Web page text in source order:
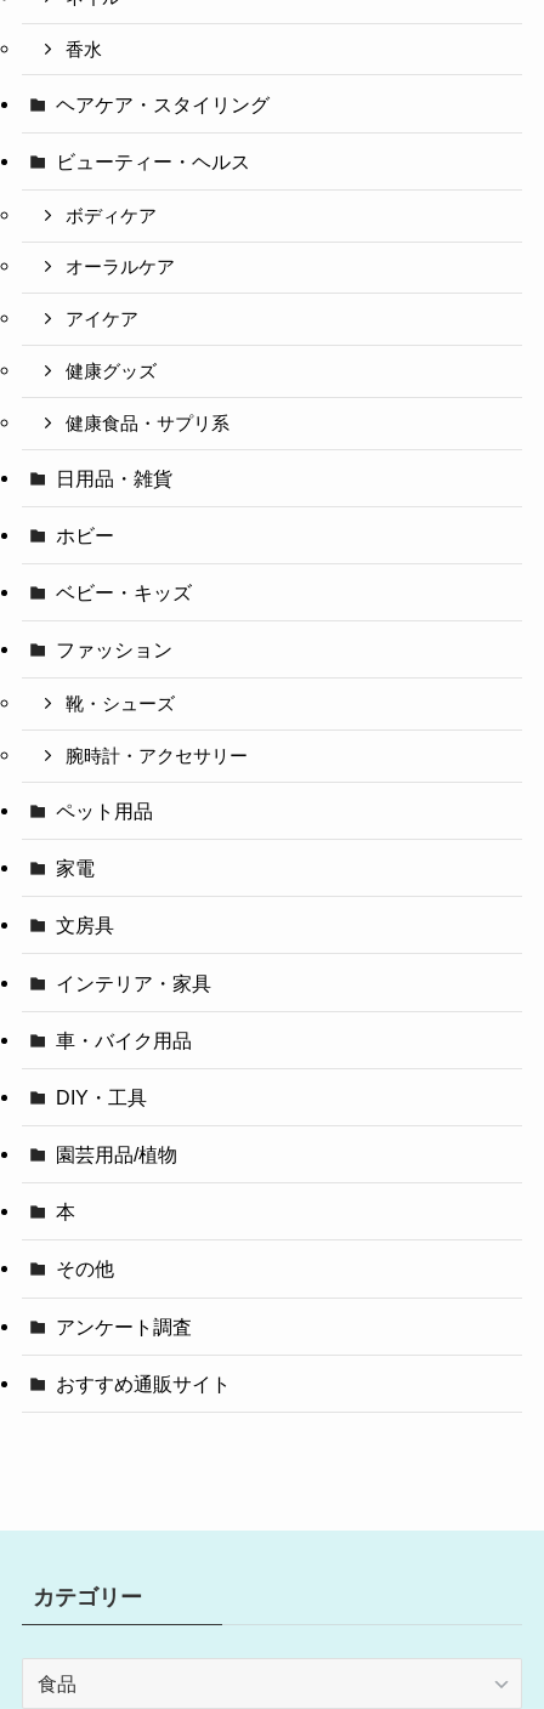
香水
ヘアケア・スタイリング
ビューティー・ヘルス
ボディケア
オーラルケア
アイケア
健康グッズ
健康食品・サプリ系
日用品・雑貨
ホビー
ベビー・キッズ
ファッション
靴・シューズ
腕時計・アクセサリー
ペット用品
家電
文房具
インテリア・家具
車・バイク用品
DIY・工具
園芸用品/植物
本
その他
アンケート調査
おすすめ通販サイト
カテゴリー